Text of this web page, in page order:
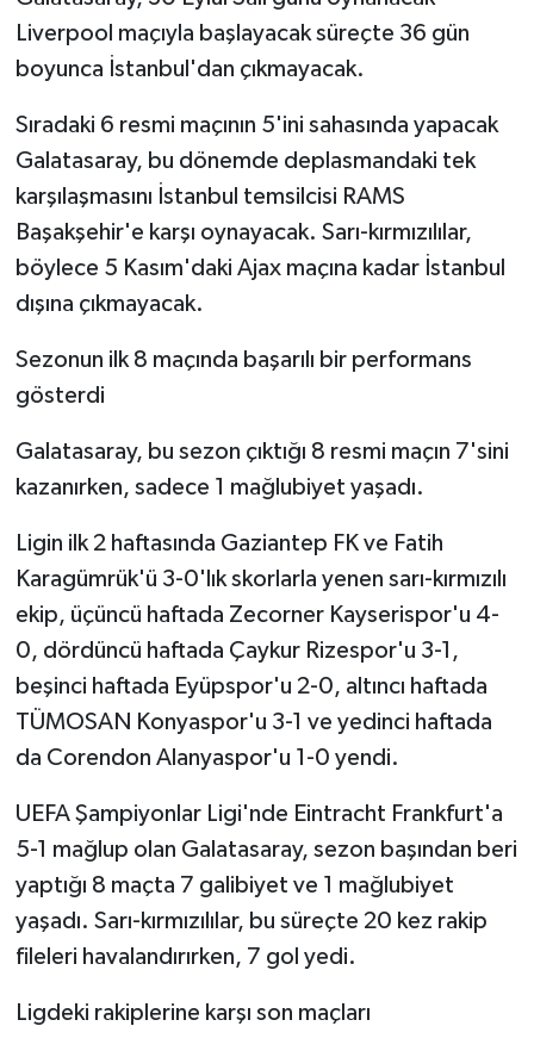
Liverpool maçıyla başlayacak süreçte 36 gün
boyunca İstanbul'dan çıkmayacak.
Sıradaki 6 resmi maçının 5'ini sahasında yapacak
Galatasaray, bu dönemde deplasmandaki tek
karşılaşmasını İstanbul temsilcisi RAMS
Başakşehir'e karşı oynayacak. Sarı-kırmızılılar,
böylece 5 Kasım'daki Ajax maçına kadar İstanbul
dışına çıkmayacak.
Sezonun ilk 8 maçında başarılı bir performans
gösterdi
Galatasaray, bu sezon çıktığı 8 resmi maçın 7'sini
kazanırken, sadece 1 mağlubiyet yaşadı.
Ligin ilk 2 haftasında Gaziantep FK ve Fatih
Karagümrük'ü 3-0'lık skorlarla yenen sarı-kırmızılı
ekip, üçüncü haftada Zecorner Kayserispor'u 4-
0, dördüncü haftada Çaykur Rizespor'u 3-1,
beşinci haftada Eyüpspor'u 2-0, altıncı haftada
TÜMOSAN Konyaspor'u 3-1 ve yedinci haftada
da Corendon Alanyaspor'u 1-0 yendi.
UEFA Şampiyonlar Ligi'nde Eintracht Frankfurt'a
5-1 mağlup olan Galatasaray, sezon başından beri
yaptığı 8 maçta 7 galibiyet ve 1 mağlubiyet
yaşadı. Sarı-kırmızılılar, bu süreçte 20 kez rakip
fileleri havalandırırken, 7 gol yedi.
Ligdeki rakiplerine karşı son maçları